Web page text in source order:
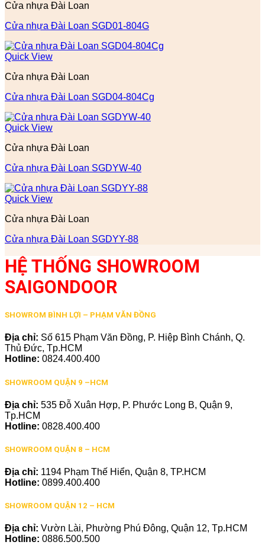
Cửa nhựa Đài Loan
Cửa nhựa Đài Loan SGD01-804G
Quick View
Cửa nhựa Đài Loan
Cửa nhựa Đài Loan SGD04-804Cg
Quick View
Cửa nhựa Đài Loan
Cửa nhựa Đài Loan SGDYW-40
Quick View
Cửa nhựa Đài Loan
Cửa nhựa Đài Loan SGDYY-88
HỆ THỐNG SHOWROOM
SAIGONDOOR
SHOWROM BÌNH LỢI – PHẠM VĂN ĐỒNG
Địa chỉ: Số 615 Phạm Văn Đồng, P. Hiệp Bình Chánh, Q.
Thủ Đức, Tp.HCM
Hotline: 0824.400.400
SHOWROOM QUẬN 9 –HCM
Địa chỉ: 535 Đỗ Xuân Hợp, P. Phước Long B, Quận 9,
Tp.HCM
Hotline: 0828.400.400
SHOWROOM QUẬN 8 – HCM
Địa chỉ: 1194 Phạm Thế Hiển, Quận 8, TP.HCM
Hotline: 0899.400.400
SHOWROOM QUẬN 12 – HCM
Địa chỉ: Vườn Lài, Phường Phú Đông, Quận 12, Tp.HCM
Hotline: 0886.500.500